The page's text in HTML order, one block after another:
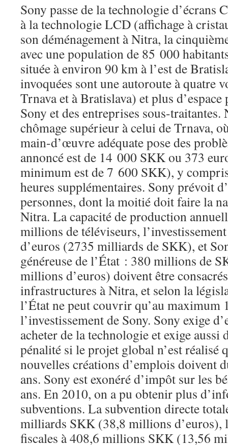
Sony passe de la technologie d’écrans
à la technologie LCD (affichage à
son déménagement à Nitra, la
avec une population de 85 000
située à environ 90 km à l’est de
invoquées sont une autoroute à quatre
Trnava et à Bratislava) et plus
Sony et des entreprises sous-
chômage supérieur à celui de Trnava,
main-d’œuvre adéquate pose des
annoncé est de 14 000 SKK ou 373
minimum est de 7 600 SKK), y
heures supplémentaires. Sony prévoit
personnes, dont la moitié doit faire la
Nitra. La capacité de production
millions de téléviseurs,
d’euros (2735 milliards de SKK), et
généreuse de l’État : 380 millions de
millions d’euros) doivent être
infrastructures à Nitra, et selon la
l’État ne peut couvrir qu’au maximum
l’investissement de Sony. Sony exige
acheter de la technologie et exige aussi
pénalité si le projet global n’est réalisé
nouvelles créations d’emplois doivent
ans. Sony est exonéré d’impôt sur les
ans. En 2010, on a pu obtenir plus
subventions. La subvention directe
milliards SKK (38,8 millions d’euros),
fiscales à 408,6 millions SKK (13,56